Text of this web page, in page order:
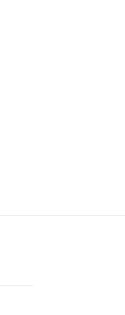
elegir en la página de